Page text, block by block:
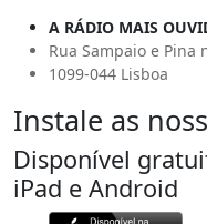
A RÁDIO MAIS
Rua Sampaio e Pina
1099-044 Lisboa
Instale as
Disponível
iPad e Android